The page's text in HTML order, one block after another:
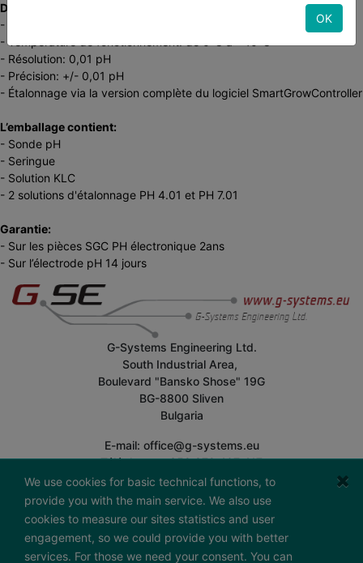
Données techniques:
- Plage: de 0 à 14 pH
- Température de fonctionnement: de 0°C à +40°C
- Résolution: 0,01 pH
- Précision: +/- 0,01 pH
- Étalonnage via la version complète du logiciel SmartGrowController
L’emballage contient:
- Sonde pH
- Seringue
- Solution KLC
- 2 solutions d'étalonnage PH 4.01 et PH 7.01
Garantie:
- Sur les pièces SGC PH électronique 2ans
- Sur l’électrode pH 14 jours
G-Systems Engineering Ltd.
South Industrial Area,
Boulevard "Bansko Shose" 19G
BG-8800 Sliven
Bulgaria
E-mail: office@g-systems.eu
Téléphone: +359 879 407 417
ID fiscal: BG200487026
Lundi - Vendredi
7:30 - 16:30 (GMT+2)
We use cookies for basic technical functions, to
provide you with the main service. We also use
cookies to measure our sites statistics and user
engagement, so we could provide you with better
services. For those we need your consent. You can
OK